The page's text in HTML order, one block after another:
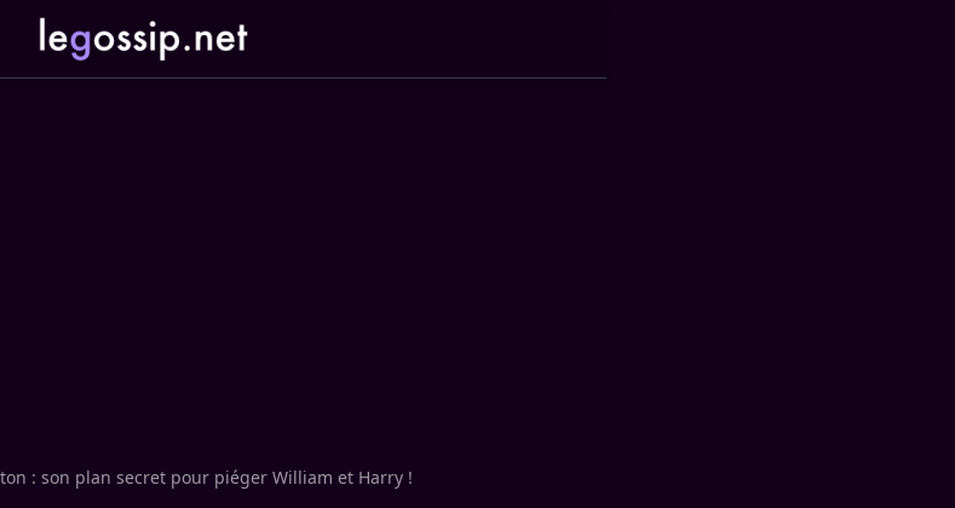
: son plan secret pour piéger William et Harry !